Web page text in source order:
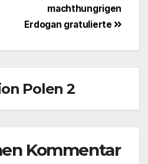
machthungrigen
Erdogan gratulierte
Polen 2
Kommentar